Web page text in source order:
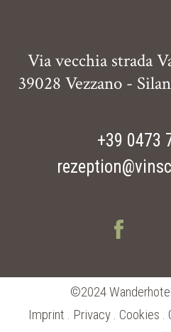
Via vecchia strada
39028 Vezzano -
+39 0473
©2024
Imprint
Privacy Cookies